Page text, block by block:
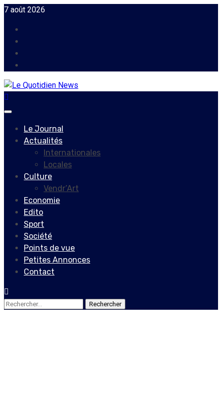
Skip
content
7 août 2026
Primary
Le Journal
Actualités
Internationales
Locales
Culture
Vendr’Art
Economie
Edito
Sport
Société
Points de vue
Petites Annonces
Contact
Rechercher :